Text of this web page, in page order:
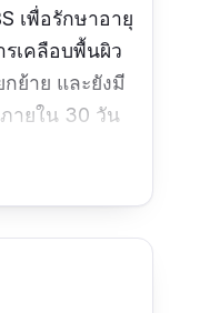
เพื่อรักษาอายุ
เคลือบพื้นผิว
ย้าย และยังมี
ายใน 30 วัน